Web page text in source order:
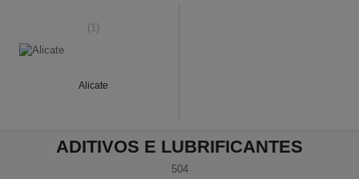
(1)
Alicate
ADITIVOS E LUBRIFICANTES
504